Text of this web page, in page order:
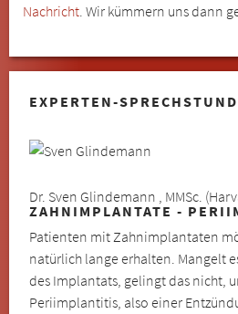
Nachricht. Wir kümmern uns dann
EXPERTEN-
Dr. Sven Glindemann , MMSc.
ZAHNIMPLANTATE -
Patienten mit Zahnimplantaten
natürlich lange erhalten. Mangelt
des Implantats, gelingt das nicht,
Periimplantitis, also einer